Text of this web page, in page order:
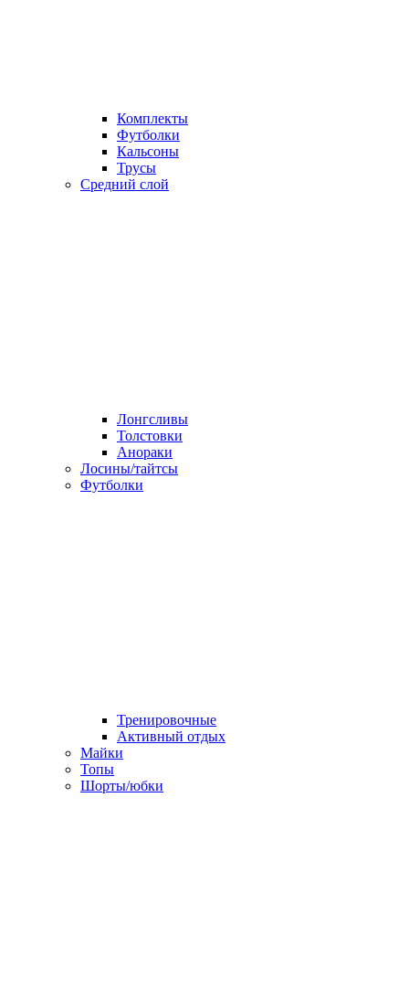
Комплекты
Футболки
Кальсоны
Трусы
Средний слой
Лонгсливы
Толстовки
Анораки
Лосины/тайтсы
Футболки
Тренировочные
Активный отдых
Майки
Топы
Шорты/юбки